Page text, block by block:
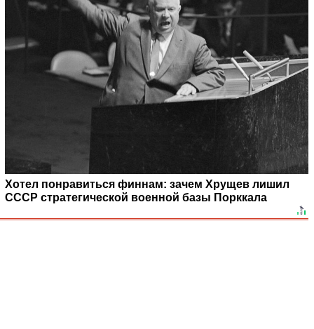
Хотел понравиться финнам: зачем Хрущев лишил
СССР стратегической военной базы Порккала